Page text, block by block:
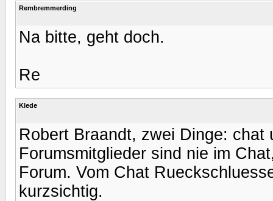
Rembremmerding
Na bitte, geht doch.
Re
Klede
Robert Braandt, zwei Dinge:
Forumsmitglieder sind nie im
Forum. Vom Chat
kurzsichtig.